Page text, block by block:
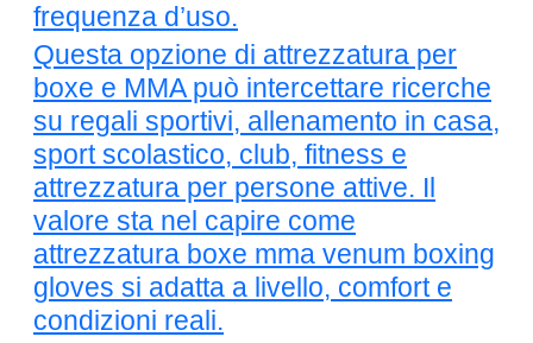
frequenza d’uso.
Questa opzione di attrezzatura per
boxe e MMA può intercettare ricerche
su regali sportivi, allenamento in casa,
sport scolastico, club, fitness e
attrezzatura per persone attive. Il
valore sta nel capire come
attrezzatura boxe mma venum boxing
gloves si adatta a livello, comfort e
condizioni reali.